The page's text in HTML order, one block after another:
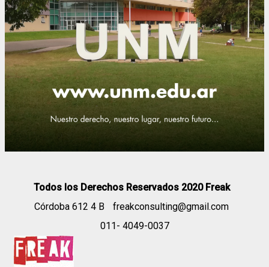
Todos los Derechos Reservados 2020 Freak
Córdoba 612 4 B
freakconsulting@gmail.com
011- 4049-0037